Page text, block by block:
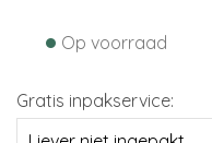
• Op voorraad
Gratis inpakservice: